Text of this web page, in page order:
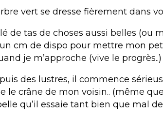
vert se dresse fièrement dans
de tas de choses aussi belles (ou
cm de dispo pour mettre mon
je m’approche (vive le progrès..)
des lustres, il commence
le crâne de mon voisin.. (même
qu’il essaie tant bien que mal